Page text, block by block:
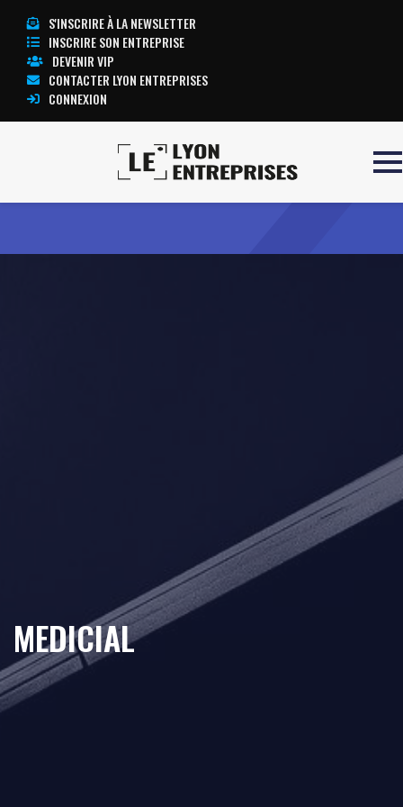
S'INSCRIRE À LA NEWSLETTER
INSCRIRE SON ENTREPRISE
DEVENIR VIP
CONTACTER LYON ENTREPRISES
CONNEXION
MEDICIAL